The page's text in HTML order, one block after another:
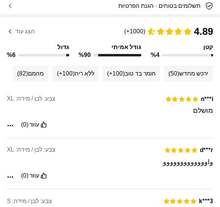
תשלומים בטוחים · הגנת הפרטיות
4.89
(1000+) הצג עוד
קטן
%4
גודל אמיתי
%90
גדול
%6
ירכש מחדש(50) חומר בד טוב(100+) ללא ריח(100+) מהמם(82)
n***i צבע: לבן / מידה: XL
מושלם
עוזר(0)
d***r צבע: לבן / מידה: XL
واووووووووووووو
עוזר(0)
k***3 צבע: לבן / מידה: S